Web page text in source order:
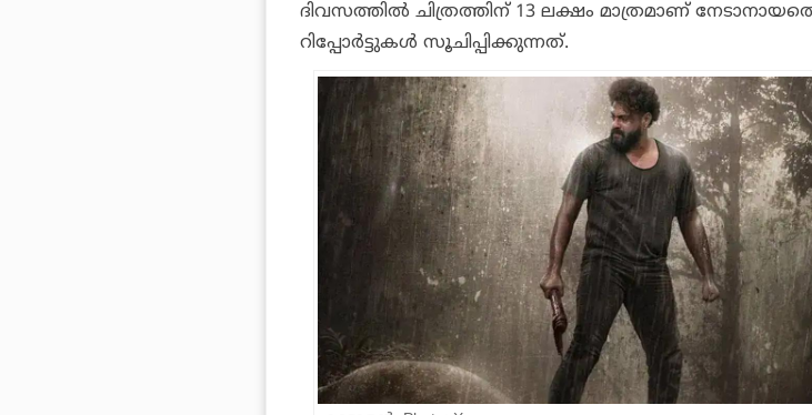
ദിവസത്തില്‍ ചിത്രത്തിന് 13 ലക്ഷം മാത്രമാണ്
റിപ്പോര്‍ട്ടുകള്‍ സൂചിപ്പിക്കുന്നത്.